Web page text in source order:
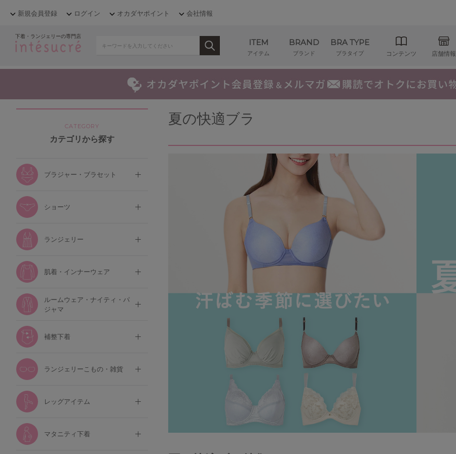
新規会員登録 ログイン オカダヤポイント 会社情報
下着・ランジェリーの専門店
ITEM
アイテム
BRAND
ブランド
BRA TYPE
ブラタイプ コンテンツ 店舗情報
CATEGORY
カテゴリから探す
ブラジャー・ブラセット
ショーツ
ランジェリー
肌着・インナーウェア
ルームウェア・ナイティ・パ
ジャマ
補整下着
ランジェリーこもの・雑貨
レッグアイテム
マタニティ下着
夏の快適ブラ